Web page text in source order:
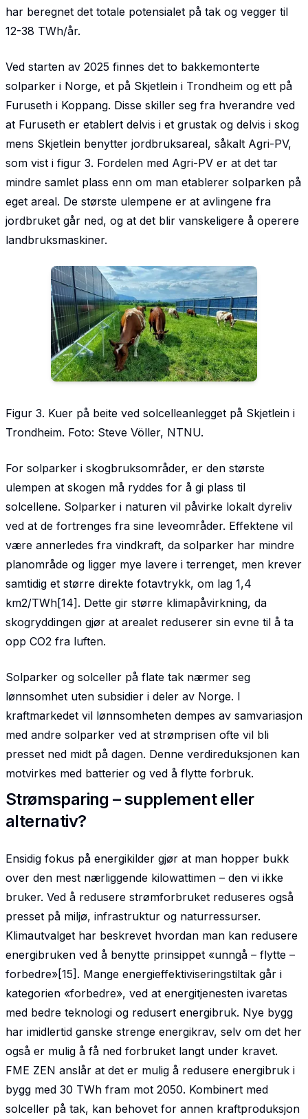
har beregnet det totale potensialet på tak og vegger til
12-38 TWh/år.
Ved starten av 2025 finnes det to bakkemonterte
solparker i Norge, et på Skjetlein i Trondheim og ett på
Furuseth i Koppang. Disse skiller seg fra hverandre ved
at Furuseth er etablert delvis i et grustak og delvis i skog
mens Skjetlein benytter jordbruksareal, såkalt Agri-PV,
som vist i figur 3. Fordelen med Agri-PV er at det tar
mindre samlet plass enn om man etablerer solparken på
eget areal. De største ulempene er at avlingene fra
jordbruket går ned, og at det blir vanskeligere å operere
landbruks­maskiner.
Figur 3. Kuer på beite ved solcelleanlegget på Skjetlein i
Trondheim. Foto: Steve Völler, NTNU.
For solparker i skogbruksområder, er den største
ulempen at skogen må ryddes for å gi plass til
solcellene. Solparker i naturen vil påvirke lokalt dyreliv
ved at de fortrenges fra sine leveområder. Effektene vil
være annerledes fra vindkraft, da solparker har mindre
planområde og ligger mye lavere i terrenget, men krever
samtidig et større direkte fotavtrykk, om lag 1,4
km2/TWh[14]. Dette gir større klimapåvirkning, da
skogryddingen gjør at arealet reduserer sin evne til å ta
opp CO2 fra luften.
Solparker og solceller på flate tak nærmer seg
lønnsomhet uten subsidier i deler av Norge. I
kraftmarkedet vil lønnsomheten dempes av samvariasjon
med andre solparker ved at strømprisen ofte vil bli
presset ned midt på dagen. Denne verdireduksjonen kan
motvirkes med batterier og ved å flytte forbruk.
Strømsparing – supplement eller
alternativ?
Ensidig fokus på energikilder gjør at man hopper bukk
over den mest nærliggende kilowattimen – den vi ikke
bruker. Ved å redusere strømforbruket reduseres også
presset på miljø, infrastruktur og naturressurser.
Klimautvalget har beskrevet hvordan man kan redusere
energibruken ved å benytte prinsippet «unngå – flytte –
forbedre»[15]. Mange energieffektiviseringstiltak går i
kategorien «forbedre», ved at energitjenesten ivaretas
med bedre teknologi og redusert energibruk. Nye bygg
har imidlertid ganske strenge energikrav, selv om det her
også er mulig å få ned forbruket langt under kravet.
FME ZEN anslår at det er mulig å redusere energibruk i
bygg med 30 TWh fram mot 2050. Kombinert med
solceller på tak, kan behovet for annen kraftproduksjon